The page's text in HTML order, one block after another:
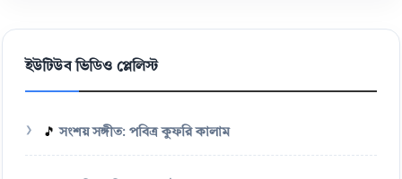
ইউটিউব ভিডিও প্লেলিস্ট
🎵সংশয় সঙ্গীত: পবিত্র কুফরি কালাম